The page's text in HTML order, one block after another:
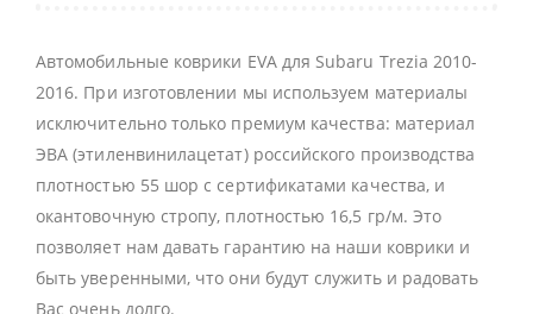
Автомобильные коврики EVA для Subaru Trezia 2010-
2016. При изготовлении мы используем материалы
исключительно только премиум качества: материал
ЭВА (этиленвинилацетат) российского производства
плотностью 55 шор с сертификатами качества, и
окантовочную стропу, плотностью 16,5 гр/м. Это
позволяет нам давать гарантию на наши коврики и
быть уверенными, что они будут служить и радовать
Вас очень долго.